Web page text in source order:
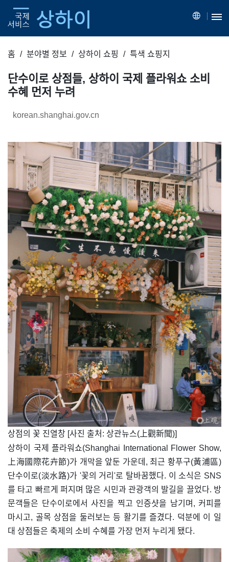
홈 분야별 정보 상하이 쇼핑 특색 쇼핑지
단수이로 상점들, 상하이 국제 플라워쇼 소비
수혜 먼저 누려
korean.shanghai.gov.cn
​상점의 꽃 진열창 [사진 출처: 상관뉴스(上觀新聞)]
상하이 국제 플라워쇼(Shanghai International Flower Show,
上海國際花卉節)가 개막을 앞둔 가운데, 최근 황푸구(黃浦區)
단수이로(淡水路)가 '꽃의 거리'로 탈바꿈했다. 이 소식은 SNS
를 타고 빠르게 퍼지며 많은 시민과 관광객의 발길을 끌었다. 방
문객들은 단수이로에서 사진을 찍고 인증샷을 남기며, 커피를
마시고, 골목 상점을 둘러보는 등 활기를 즐겼다. 덕분에 이 일
대 상점들은 축제의 소비 수혜를 가장 먼저 누리게 됐다.